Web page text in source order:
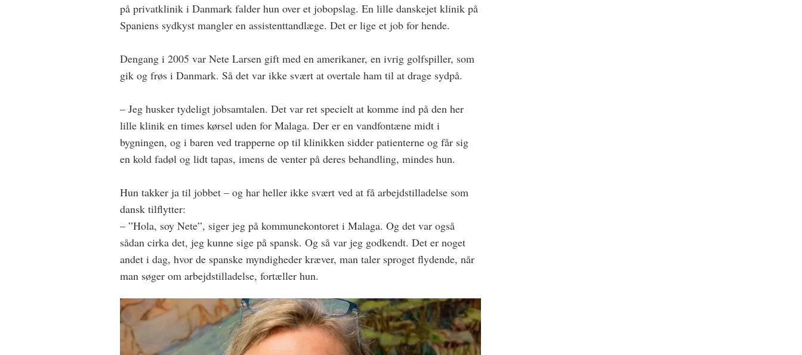
på privatklinik i Danmark falder hun over et jobopslag. En lille danskejet klinik på
Spaniens sydkyst mangler en assistenttandlæge. Det er lige et job for hende.
Dengang i 2005 var Nete Larsen gift med en amerikaner, en ivrig golfspiller, som
gik og frøs i Danmark. Så det var ikke svært at overtale ham til at drage sydpå.
– Jeg husker tydeligt jobsamtalen. Det var ret specielt at komme ind på den her
lille klinik en times kørsel uden for Malaga. Der er en vandfontæne midt i
bygningen, og i baren ved trapperne op til klinikken sidder patienterne og får sig
en kold fadøl og lidt tapas, imens de venter på deres behandling, mindes hun.
Hun takker ja til jobbet – og har heller ikke svært ved at få arbejdstilladelse som
dansk tilflytter:
– ”Hola, soy Nete”, siger jeg på kommunekontoret i Malaga. Og det var også
sådan cirka det, jeg kunne sige på spansk. Og så var jeg godkendt. Det er noget
andet i dag, hvor de spanske myndigheder kræver, man taler sproget flydende, når
man søger om arbejdstilladelse, fortæller hun.